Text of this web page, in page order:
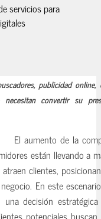
servicios para
publicidad
convertir su
El aumento de la
están llevando a
clientes,
En este
decisión
potenciales